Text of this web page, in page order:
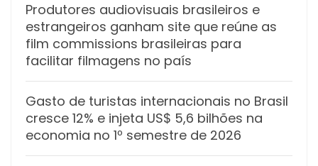
Produtores audiovisuais brasileiros e
estrangeiros ganham site que reúne as
film commissions brasileiras para
facilitar filmagens no país
Gasto de turistas internacionais no Brasil
cresce 12% e injeta US$ 5,6 bilhões na
economia no 1º semestre de 2026